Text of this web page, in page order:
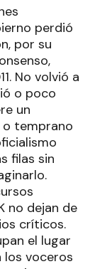
perdió
por su
No volvió a
o poco
un
temprano
filas sin
no dejan de
críticos.
el lugar
los voceros